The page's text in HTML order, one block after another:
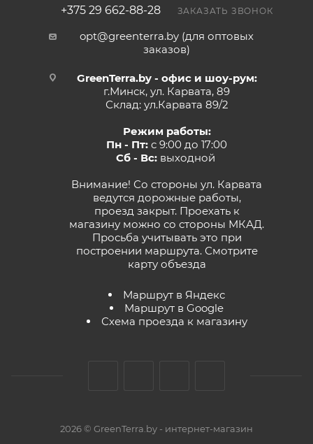
+375 29 662-88-28 ЗАКАЗАТЬ ЗВОНОК
opt@greenterra.by (для оптовых
заказов)
GreenTerra.by - офис и шоу-рум:
г.Минск, ул. Карвата, 89
Склад: ул.Карвата 89/2
Режим работы:
Пн - Пт: с 9:00 до 17:00
Сб - Вс:выходной
Внимание! Со стороны ул. Карвата
ведутся дорожные работы,
проезд закрыт. Проехать к
магазину можно со стороны МКАД.
Просьба учитывать это при
построении маршрута. Смотрите
карту объезда
Маршрут в Яндекс
Маршрут в Google
Схема проезда к магазину
2026 © GreenTerra.by - интернет-магазин